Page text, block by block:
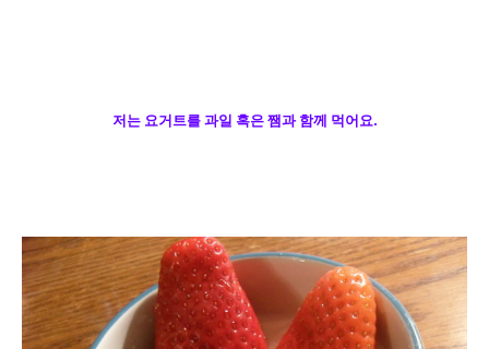
저는 요거트를 과일 혹은 쨈과 함께 먹어요.